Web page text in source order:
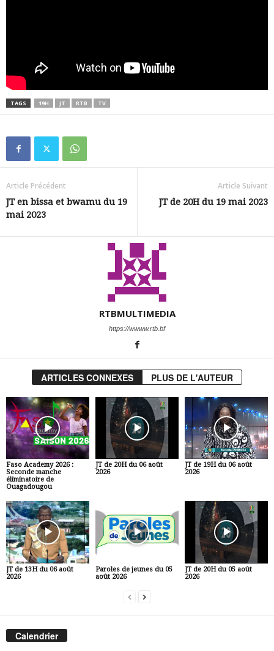
TAGS 19H JT RTB TV
Article Précédent
JT en bissa et bwamu du 19
mai 2023
Article Suivant
JT de 20H du 19 mai 2023
RTBMULTIMEDIA
https://wwww.rtb.bf
ARTICLES CONNEXES PLUS DE L'AUTEUR
Faso Academy 2026 :
Seconde manche
éliminatoire de
Ouagadougou
JT de 20H du 06 août
2026
JT de 19H du 06 août
2026
JT de 13H du 06 août
2026
Paroles de jeunes du 05
août 2026
JT de 20H du 05 août
2026
Calendrier